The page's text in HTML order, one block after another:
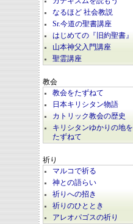
なるほど 社会教説
Sr.今道の聖書講座
はじめての『旧約聖書』
山本神父入門講座
聖霊講座
教会
教会をたずねて
日本キリシタン物語
カトリック教会の歴史
キリシタンゆかりの地を
たずねて
祈り
マルコで祈る
神との語らい
祈りへの招き
祈りのひととき
アレオパゴスの祈り